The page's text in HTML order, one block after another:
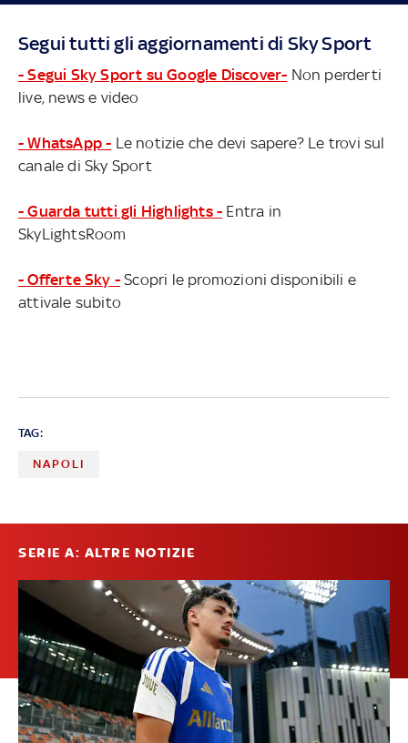
Segui tutti gli aggiornamenti di Sky Sport
- Segui Sky Sport su Google Discover- Non perderti
live, news e video
- WhatsApp - Le notizie che devi sapere? Le trovi sul
canale di Sky Sport
- Guarda tutti gli Highlights - Entra in
SkyLightsRoom
- Offerte Sky - Scopri le promozioni disponibili e
attivale subito
TAG:
NAPOLI
SERIE A: ALTRE NOTIZIE